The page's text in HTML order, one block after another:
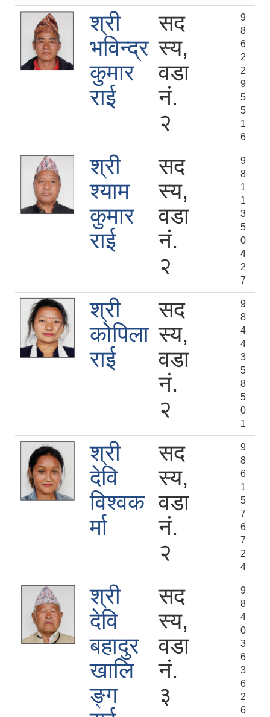
श्री
भविन्द्र
कुमार
राई
सद
स्य,
वडा
नं.
२
9
8
6
2
2
9
5
5
1
6
श्री
श्याम
कुमार
राई
सद
स्य,
वडा
नं.
२
9
8
1
1
3
5
0
4
2
7
श्री
कोपिला
राई
सद
स्य,
वडा
नं.
२
9
8
4
4
3
5
8
5
0
1
श्री
देवि
विश्‍वक
र्मा
सद
स्य,
वडा
नं.
२
9
8
6
1
5
7
6
7
2
4
श्री
देवि
बहादुर
खालि
ङ्ग
सद
स्य,
वडा
नं.
३
9
8
4
0
3
6
3
6
2
6